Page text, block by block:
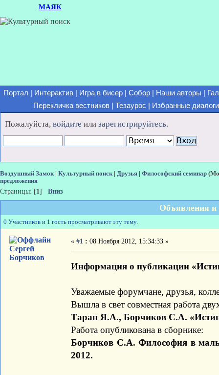
МАЯК
Портал Интерактив| Игра в бисер| Собор| Наши авторы
Перекличка вестников
Тезаурос Избранные диалоги
Пожалуйста, войдите или зарегистрируйтесь.
Воздушный Замок| Культурный поиск| Друзья Философский семинар
предложения
Страницы: [1] Вниз
Объявления и
0 Участников и 1 гость просматривают эту тему.
Сергей
Борчиков
« #1 : 08 Ноября 2012, 15:34:33 »
Информация о публикации
Уважаемые форумчане, друзья,
Вышла в свет совместная работа
Таран Я.А., Борчиков С.А.
Работа опубликована в сборнике:
Борчиков С.А. Философия в
2012.